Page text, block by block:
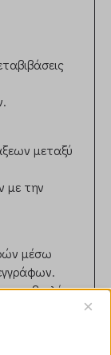
μεταξύ
με την
μέσω
συμβουλής
×